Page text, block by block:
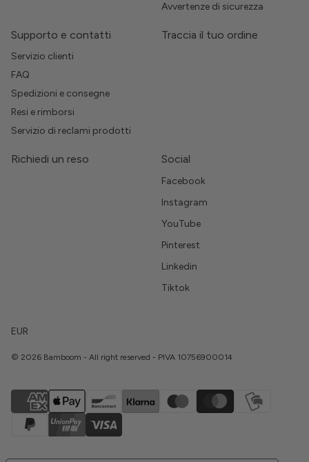
Avvertenze di sicurezza
Supporto e contatti
Servizio clienti
FAQ
Spedizioni e consegne
Resi e rimborsi
Servizio di reclami prodotti
Traccia il tuo ordine
Richiedi un reso Social
Facebook
Instagram
YouTube
Pinterest
Linkedin
Tiktok
EUR
© 2026 Bamboom - All right reserved - PIVA 10756900014